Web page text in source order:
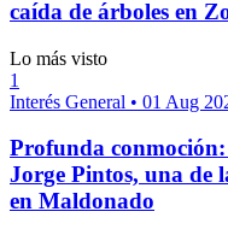
caída de árboles en
Lo más visto
1
Interés General • 01 Aug
Profunda
Jorge Pintos, una de
en Maldonado